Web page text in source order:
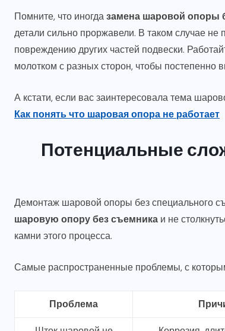
Помните, что иногдазамена шаровой опоры
детали сильно проржавели. В таком случае
повреждению других частей подвески.
молотком с разных сторон, чтобы постепенно
А кстати, если вас заинтересовала тема
Как понять что шаровая опора не работает
Потенциальные
Демонтаж шаровой опоры без специального
шаровую опору без съемника и не
камни этого процесса.
Самые распространенные проблемы, с
Проблема